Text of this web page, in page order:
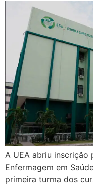
A UEA abriu
Enfermagem em
primeira turma dos